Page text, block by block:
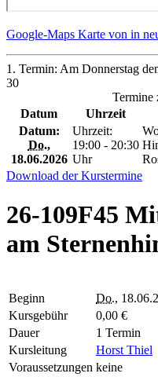
Google-Maps Karte von in
1. Termin: Am Donnerstag
30
Termine
Datum
Uhrzeit
Datum:
Do.,
18.06.2026
Uhrzeit:
19:00 - 20:30
Uhr
Download der Kurstermine
26-109F45
am
Beginn Do.,
Kursgebühr
0,00 €
Dauer
1 Termin
Kursleitung
Horst Thiel
Voraussetzungen keine